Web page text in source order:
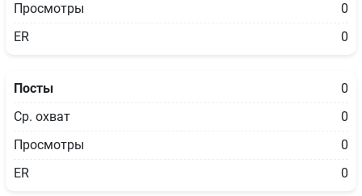
Просмотры
0
ER
0
Посты
0
Ср. охват
0
Просмотры
0
ER
0